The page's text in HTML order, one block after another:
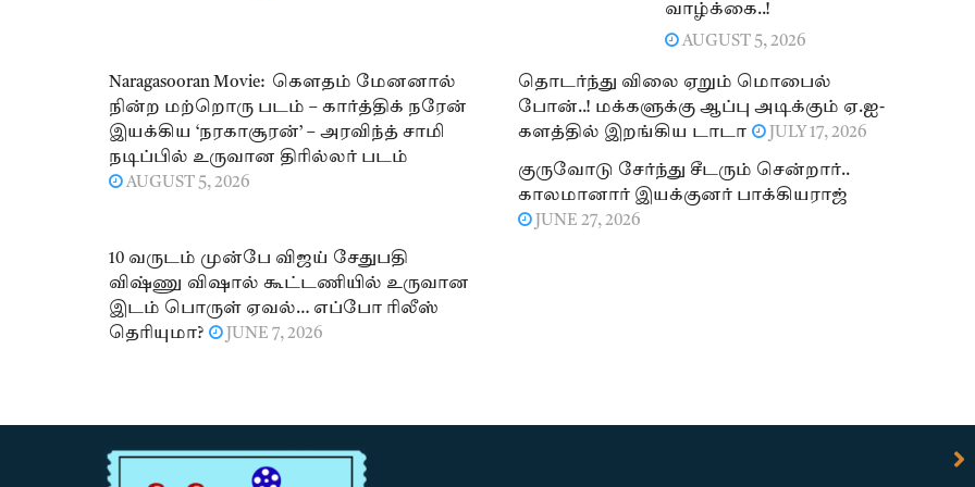
வாழ்க்கை..!
AUGUST 5, 2026
Naragasooran Movie: கௌதம் மேனனால்
நின்ற மற்றொரு படம் – கார்த்திக் நரேன்
இயக்கிய ‘நரகாசூரன்’ – அரவிந்த் சாமி
நடிப்பில் உருவான திரில்லர் படம்
AUGUST 5, 2026
தொடர்ந்து விலை ஏறும் மொபைல்
போன்..! மக்களுக்கு ஆப்பு அடிக்கும் ஏ.ஐ-
களத்தில் இறங்கிய டாடா
JULY 17, 2026
குருவோடு சேர்ந்து சீடரும் சென்றார்..
காலமானார் இயக்குனர் பாக்கியராஜ்
JUNE 27, 2026
10 வருடம் முன்பே விஜய் சேதுபதி
விஷ்ணு விஷால் கூட்டணியில் உருவான
இடம் பொருள் ஏவல்… எப்போ ரிலீஸ்
தெரியுமா?
JUNE 7, 2026